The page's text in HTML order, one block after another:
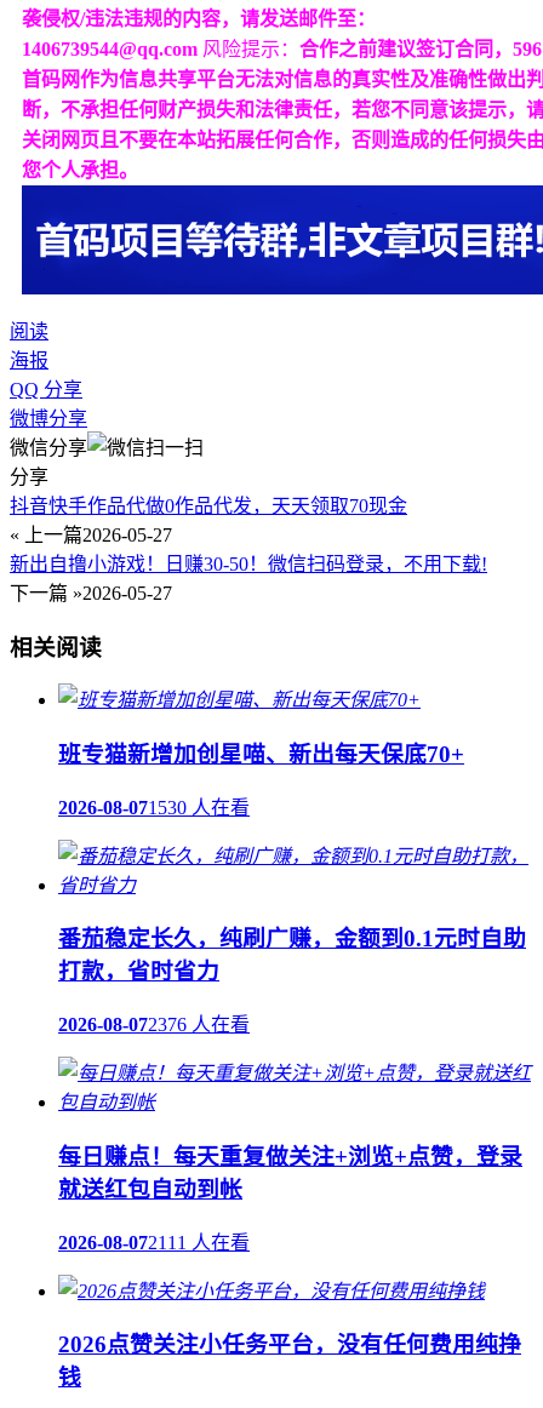
袭侵权/违法违规的内容，请发送邮件至：
1406739544@qq.com 风险提示： 合作之前建议签订合同，596
首码网作为信息共享平台无法对信息的真实性及准确性做出
断，不承担任何财产损失和法律责任，若您不同意该提示，
关闭网页且不要在本站拓展任何合作，否则造成的任何损失
您个人承担。
阅读
海报
QQ 分享
微博分享
微信分享
分享
抖音快手作品代做0作品代发，天天领取70现金
« 上一篇2026-05-27
新出自撸小游戏！日赚30-50！微信扫码登录，不用下载!
下一篇 »2026-05-27
相关阅读
班专猫新增加创星喵、新出每天保底70+
2026-08-071530 人在看
番茄稳定长久，纯刷广赚，金额到0.1元时自助
打款，省时省力
2026-08-072376 人在看
每日赚点！每天重复做关注+浏览+点赞，登录
就送红包自动到帐
2026-08-072111 人在看
2026点赞关注小任务平台，没有任何费用纯挣
钱